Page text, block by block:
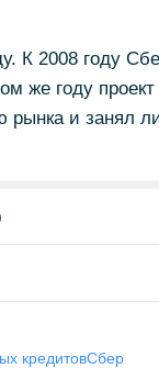
К 2008 году
же году
рынка и занял
кредитовСбер